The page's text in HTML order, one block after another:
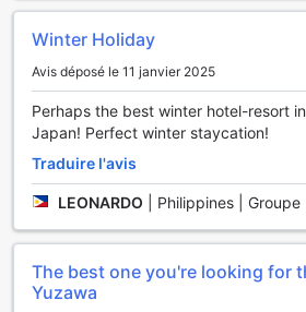
découvrir, offrant ainsi une variété
goûts.
Les Installations Pratiques au Naspa
Au Naspa New Otani, chaque détail
aux hôtes un séjour sans souci et
d'étage permet de savourer des plats
confort de votre chambre, tandis que
chambre garantissent la sécurité de
Pour toute demande ou besoin
conciergerie est à votre disposition,
dans l'organisation de vos activités.
rester connecté grâce au Wi-Fi gratuit
Winter Holiday
Avis déposé le 11 janvier 2025
Perhaps the best winter hotel-resort
Japan! Perfect winter staycation!
Traduire l'avis
LEONARDO Philippines | Groupe
The best one you're looking for
Yuzawa